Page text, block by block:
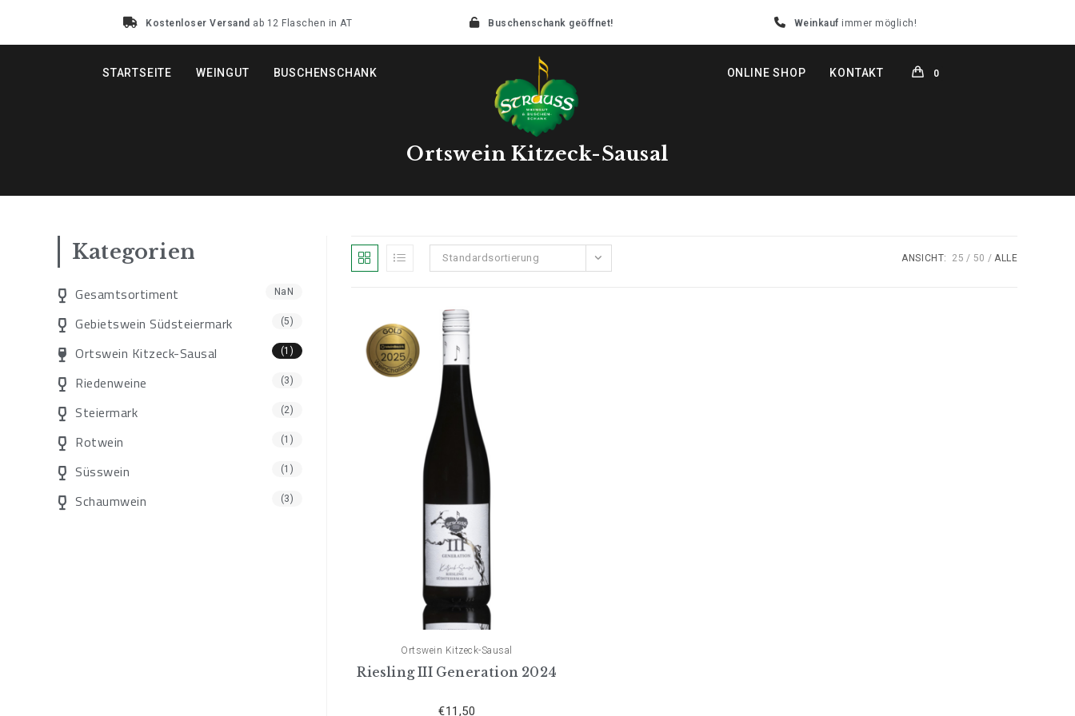
Kostenloser Versand ab 12 Flaschen in AT Buschenschank geöffnet! Weinkauf immer möglich!
STARTSEITE WEINGUT BUSCHENSCHANK ONLINE SHOP KONTAKT 0
Ortswein Kitzeck-Sausal
Standardsortierung ANSICHT: 25 50 ALLE
Ortswein Kitzeck-Sausal
Riesling III Generation 2024
€11,50
Kategorien
Gesamtsortiment NaN
Gebietswein Südsteiermark (5)
Ortswein Kitzeck-Sausal (1)
Riedenweine (3)
Steiermark (2)
Rotwein (1)
Süsswein (1)
Schaumwein (3)